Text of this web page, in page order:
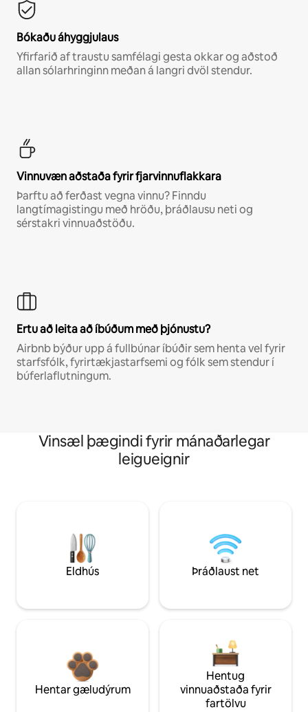
Bókaðu áhyggjulaus
Yfirfarið af traustu samfélagi gesta okkar og aðstoð
allan sólarhringinn meðan á langri dvöl stendur.
Vinnuvæn aðstaða fyrir fjarvinnuflakkara
Þarftu að ferðast vegna vinnu? Finndu
langtímagistingu með hröðu, þráðlausu neti og
sérstakri vinnuaðstöðu.
Ertu að leita að íbúðum með þjónustu?
Airbnb býður upp á fullbúnar íbúðir sem henta vel fyrir
starfsfólk, fyrirtækjastarfsemi og fólk sem stendur í
búferlaflutningum.
Vinsæl þægindi fyrir mánaðarlegar
leigueignir
Eldhús Þráðlaust net
Hentar gæludýrum
Hentug
vinnuaðstaða fyrir
fartölvu